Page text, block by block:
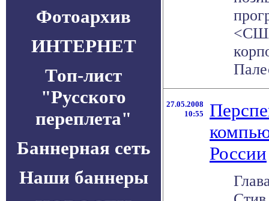
Фотоархив
ИНТЕРНЕТ
Топ-лист
"Русского
переплета"
Баннерная сеть
Наши баннеры
27.05.2008
10:55
России